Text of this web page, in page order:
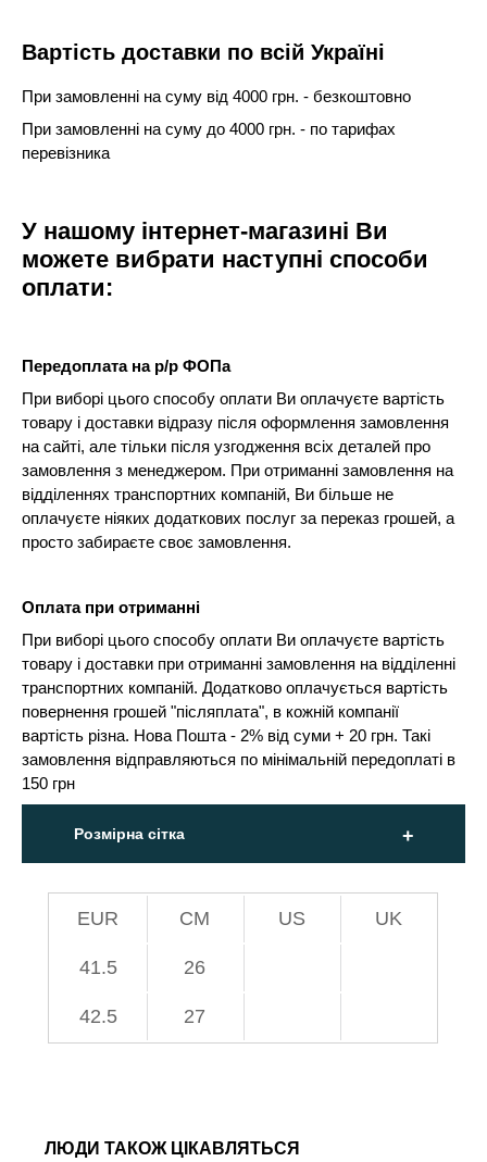
Вартість доставки по всій Україні
При замовленні на суму від 4000 грн. - безкоштовно
При замовленні на суму до 4000 грн. - по тарифах
перевізника
У нашому інтернет-магазині Ви
можете вибрати наступні способи
оплати:
Передоплата на р/р ФОПа
При виборі цього способу оплати Ви оплачуєте вартість
товару і доставки відразу після оформлення замовлення
на сайті, але тільки після узгодження всіх деталей про
замовлення з менеджером. При отриманні замовлення на
відділеннях транспортних компаній, Ви більше не
оплачуєте ніяких додаткових послуг за переказ грошей, а
просто забираєте своє замовлення.
Оплата при отриманні
При виборі цього способу оплати Ви оплачуєте вартість
товару і доставки при отриманні замовлення на відділенні
транспортних компаній. Додатково оплачується вартість
повернення грошей "післяплата", в кожній компанії
вартість різна. Нова Пошта - 2% від суми + 20 грн. Такі
замовлення відправляються по мінімальній передоплаті в
150 грн
Розмірна сітка
EUR СМ US UK
41.5 26
42.5 27
ЛЮДИ ТАКОЖ ЦІКАВЛЯТЬСЯ